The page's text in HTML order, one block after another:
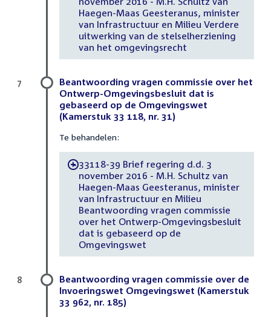
Haegen-Maas Geesteranus, minister
van Infrastructuur en Milieu Verdere
uitwerking van de stelselherziening
van het omgevingsrecht
Beantwoording vragen commissie over het
Ontwerp-Omgevingsbesluit dat is
gebaseerd op de Omgevingswet
(Kamerstuk 33 118, nr. 31)
Te behandelen:
-33118-39 Brief regering d.d. 3
november 2016 - M.H. Schultz van
Haegen-Maas Geesteranus, minister
van Infrastructuur en Milieu
Beantwoording vragen commissie
over het Ontwerp-Omgevingsbesluit
dat is gebaseerd op de
Omgevingswet
7
Beantwoording vragen commissie over de
Invoeringswet Omgevingswet (Kamerstuk
33 962, nr. 185)
8